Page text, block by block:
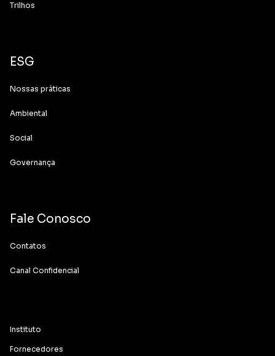
Trilhos
ESG
Nossas práticas
Ambiental
Social
Governança
Fale Conosco
Contatos
Canal Confidencial
Instituto
Fornecedores